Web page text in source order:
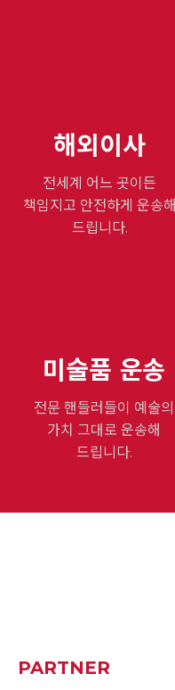
해외이사
전세계 어느 곳이든
책임지고 안전하게 운송해
드립니다.
미술품 운송
전문 핸들러들이 예술의
가치 그대로 운송해
드립니다.
PARTNER